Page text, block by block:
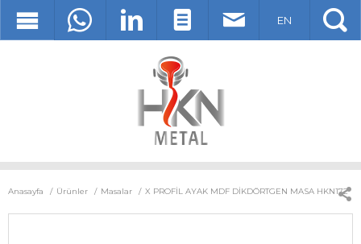
EN
Anasayfa Ürünler Masalar X PROFİL AYAK MDF DİKDÖRTGEN MASA HKN172